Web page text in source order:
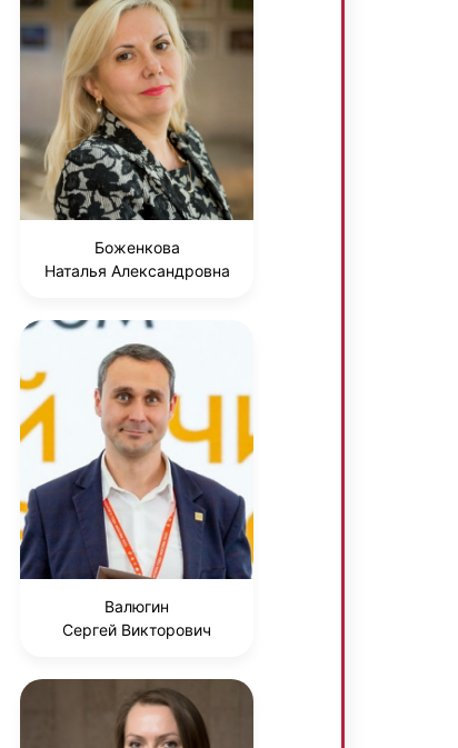
Боженкова
Наталья Александровна
Валюгин
Сергей Викторович